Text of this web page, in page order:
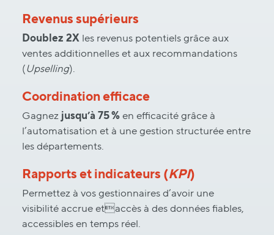
Revenus supérieurs
Doublez 2X les revenus potentiels grâce aux
ventes additionnelles et aux recommandations
(Upselling).
Coordination efficace
Gagnez jusqu’à 75 %en efficacité grâce à
l’automatisation et à une gestion structurée entre
les départements.
Rapports et indicateurs (KPI)
Permettez à vos gestionnaires d’avoir une
visibilité accrue etaccès à des données fiables,
accessibles en temps réel.